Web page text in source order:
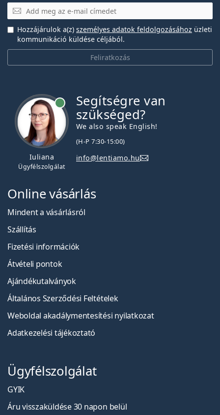
E-mail
Feliratkozás
Hozzájárulok a(z) személyes adatok feldolgozásához üzleti
kommunikáció küldése céljából.
Iuliana
Ügyfélszolgálat
Segítségre van
szükséged?
We also speak English!
(H-P 7:30-15:00)
info@lentiamo.hu
Online vásárlás
Mindent a vásárlásról
Szállítás
Fizetési információk
Átvételi pontok
Ajándékutalványok
Általános Szerződési Feltételek
Weboldal akadálymentesítési nyilatkozat
Adatkezelési tájékoztató
Ügyfélszolgálat
GYIK
Áru visszaküldése 30 napon belül